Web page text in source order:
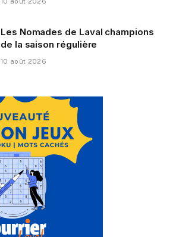
Les Nomades de Laval champions
de la saison régulière
10 août 2026